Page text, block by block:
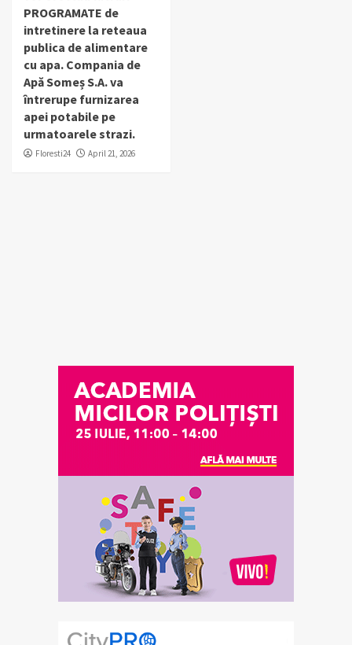
PROGRAMATE de
intretinere la reteaua
publica de alimentare
cu apa. Compania de
Apă Someș S.A. va
întrerupe furnizarea
apei potabile pe
urmatoarele strazi.
Floresti24 April 21, 2026